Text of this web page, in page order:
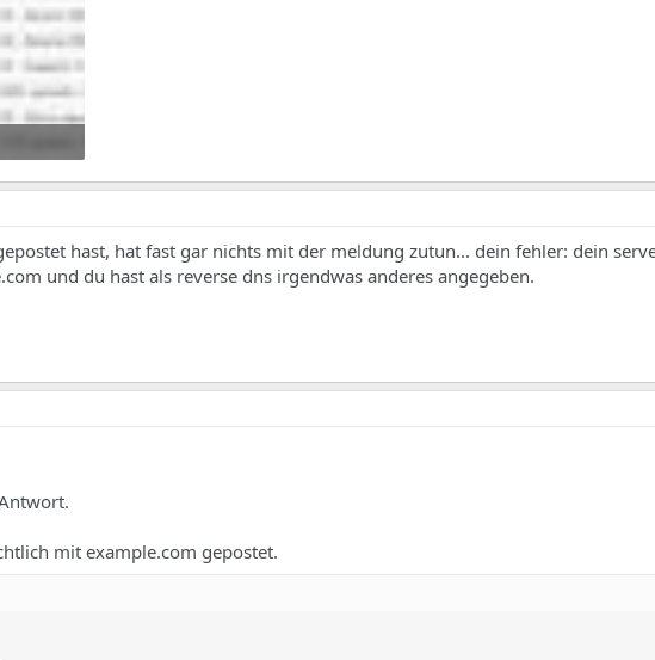
hast, hat fast gar nichts mit der meldung zutun... dein fehler: dein
und du hast als reverse dns irgendwas anderes angegeben.
mit example.com gepostet.